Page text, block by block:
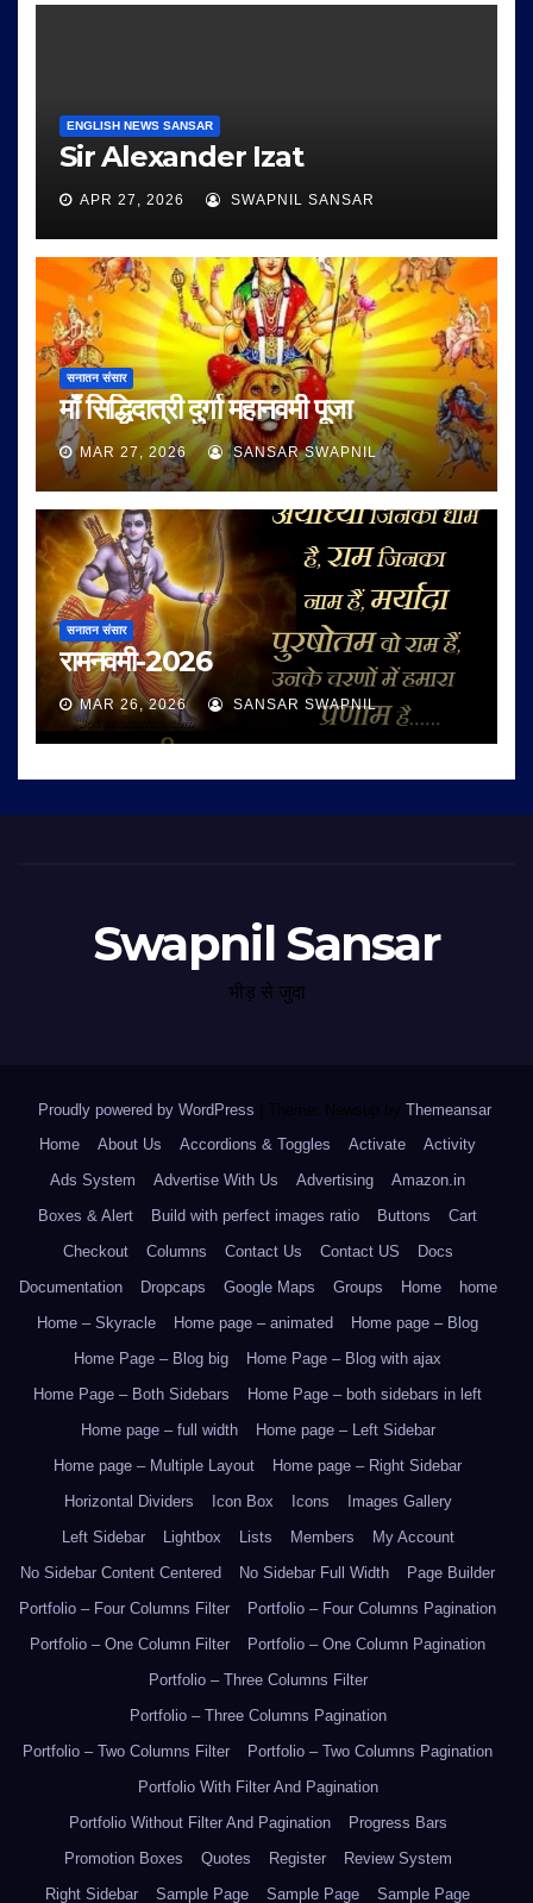
ENGLISH NEWS SANSAR
Sir Alexander Izat
APR 27, 2026 SWAPNIL SANSAR
सनातन संसार
माँ सिद्धिदात्री दुर्गा महानवमी पूजा
MAR 27, 2026 SANSAR SWAPNIL
सनातन संसार
रामनवमी-2026
MAR 26, 2026 SANSAR SWAPNIL
Swapnil Sansar
भीड़ से जुदा
Proudly powered by WordPress Theme: Newsup by Themeansar.
Home
About Us Accordions & Toggles Activate
Activity
Ads System
Advertise With Us Advertising
Amazon.in
Boxes & Alert
Build with perfect images ratio Buttons
Cart
Checkout
Columns Contact Us Contact US
Docs
Documentation
Dropcaps Google Maps Groups Home
home
Home – Skyracle
Home page – animated
Home page – Blog
Home Page – Blog big
Home Page – Blog with ajax
Home Page – Both Sidebars
Home Page – both sidebars in left
Home page – full width
Home page – Left Sidebar
Home page – Multiple Layout
Home page – Right Sidebar
Horizontal Dividers
Icon Box Icons
Images Gallery
Left Sidebar
Lightbox Lists Members
My Account
No Sidebar Content Centered
No Sidebar Full Width
Page Builder
Portfolio – Four Columns Filter
Portfolio – Four Columns Pagination
Portfolio – One Column Filter
Portfolio – One Column Pagination
Portfolio – Three Columns Filter
Portfolio – Three Columns Pagination
Portfolio – Two Columns Filter
Portfolio – Two Columns Pagination
Portfolio With Filter And Pagination
Portfolio Without Filter And Pagination
Progress Bars
Promotion Boxes
Quotes Register
Review System
Right Sidebar
Sample Page Sample Page Sample Page